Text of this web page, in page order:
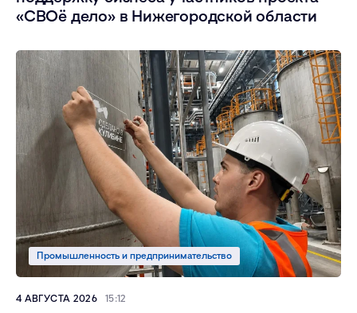
«СВОё дело» в Нижегородской области
Промышленность и предпринимательство
4 АВГУСТА 2026 15:12